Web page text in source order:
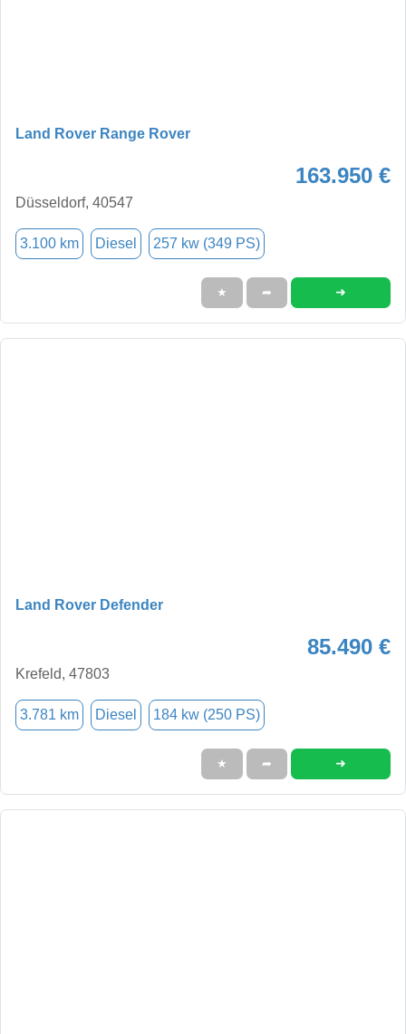
Land Rover Range Rover
163.950 €
Düsseldorf, 40547
3.100 km Diesel 257 kw (349 PS)
★ ➦ ➜
Land Rover Defender
85.490 €
Krefeld, 47803
3.781 km Diesel 184 kw (250 PS)
★ ➦ ➜